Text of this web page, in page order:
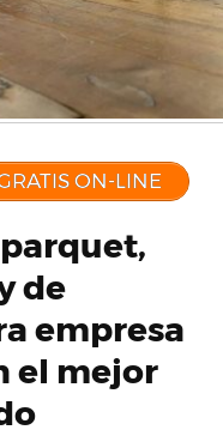
ON-LINE
de
empresa
el mejor